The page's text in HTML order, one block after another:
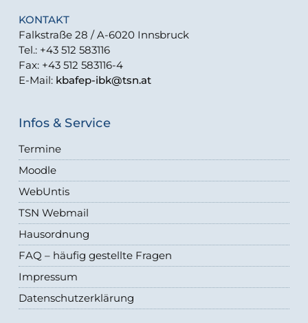
KONTAKT
Falkstraße 28 / A-6020 Innsbruck
Tel.: +43 512 583116
Fax: +43 512 583116-4
E-Mail: kbafep-ibk@tsn.at
Infos & Service
Termine
Moodle
WebUntis
TSN Webmail
Hausordnung
FAQ – häufig gestellte Fragen
Impressum
Datenschutzerklärung